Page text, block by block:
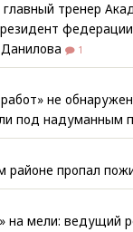
тренер
1
не
под надуманным
районе пропал
на мели: ведущий